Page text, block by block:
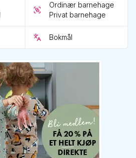
Ordinær barnehage
Privat barnehage
Bokmål